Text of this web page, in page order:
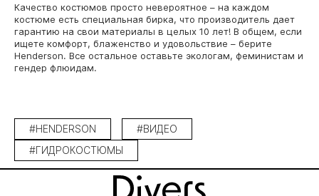
Качество костюмов просто невероятное – на каждом
костюме есть специальная бирка, что производитель дает
гарантию на свои материалы в целых 10 лет! В общем, если
ищете комфорт, блаженство и удовольствие – берите
Henderson. Все остальное оставьте экологам, феминистам и
гендер флюидам.
#HENDERSON
#ВИДЕО
#ГИДРОКОСТЮМЫ